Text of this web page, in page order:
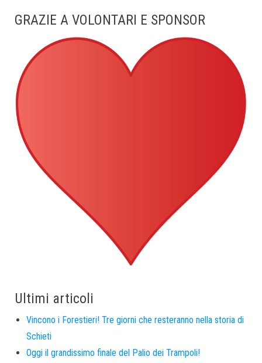
GRAZIE A VOLONTARI E SPONSOR
Ultimi articoli
Vincono i Forestieri! Tre giorni che resteranno nella storia di
Schieti
Oggi il grandissimo finale del Palio dei Trampoli!